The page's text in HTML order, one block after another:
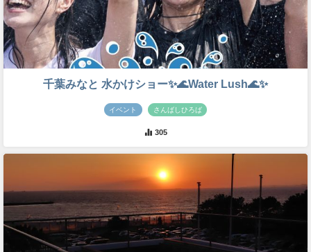
千葉みなと 水かけショー✨🌊Water Lush🌊✨
イベント さんばしひろば
305